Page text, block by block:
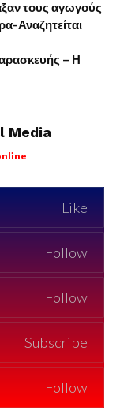
τους αγωγούς
Αναζητείται
– Η
Media
Like
Follow
Follow
Subscribe
Follow